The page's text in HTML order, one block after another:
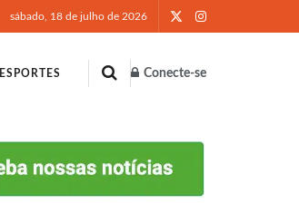
sábado, 18 de julho de 2026
ESPORTES Conecte-se